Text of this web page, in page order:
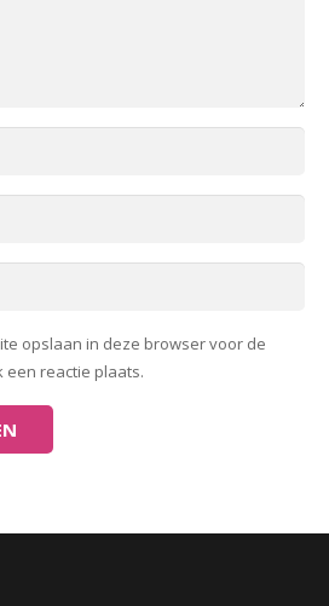
opslaan in deze browser voor de
reactie plaats.